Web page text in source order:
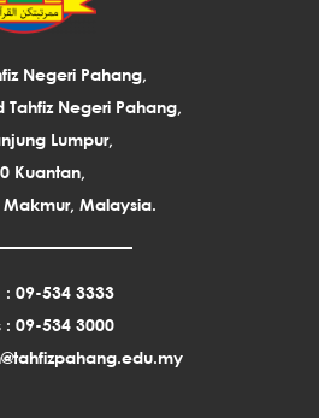
Negeri Pahang,
Negeri Pahang,
Lumpur,
Kuantan,
Makmur, Malaysia.
09-534 3333
: 09-534 3000